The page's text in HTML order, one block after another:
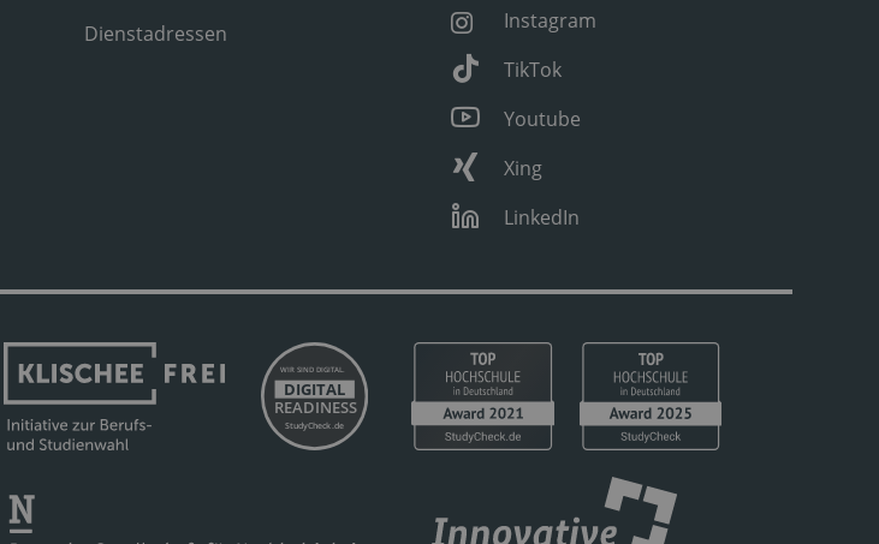
Dienstadressen
Instagram
TikTok
Youtube
Xing
LinkedIn